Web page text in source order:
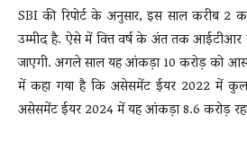
SBI की रिपोर्ट के अनुसार, इस साल करीब 2
उम्मीद है. ऐसे में वित्त वर्ष के अंत तक आईटीआर
जाएगी. अगले साल यह आंकड़ा 10 करोड़ को
में कहा गया है कि असेसमेंट ईयर 2022 में
असेसमेंट ईयर 2024 में यह आंकड़ा 8.6 करोड़